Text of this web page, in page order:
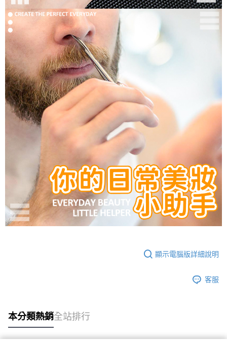
顯示電腦版詳細說明
客服
本分類熱銷全站排行